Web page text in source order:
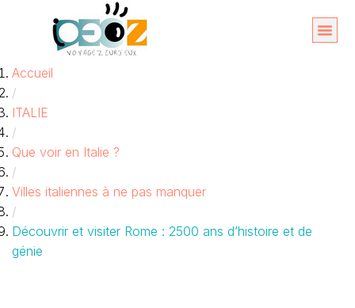
contenu
Accueil
/
ITALIE
/
Que voir en Italie ?
/
Villes italiennes à ne pas manquer
/
Découvrir et visiter Rome : 2500 ans d’histoire et de
génie